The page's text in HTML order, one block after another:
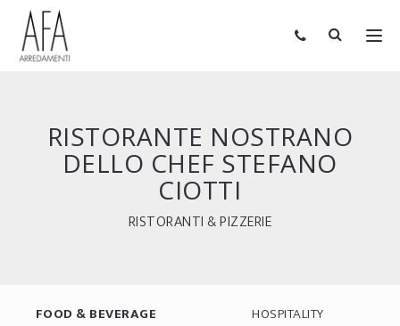
RISTORANTE NOSTRANO
DELLO CHEF STEFANO
CIOTTI
RISTORANTI & PIZZERIE
FOOD & BEVERAGE
HOSPITALITY